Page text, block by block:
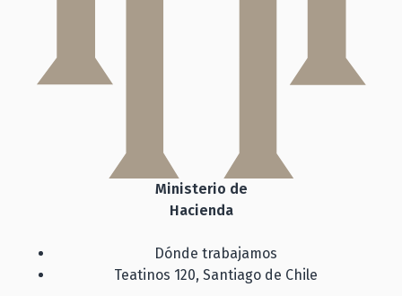
Ministerio de
Hacienda
Dónde trabajamos
Teatinos 120, Santiago de Chile